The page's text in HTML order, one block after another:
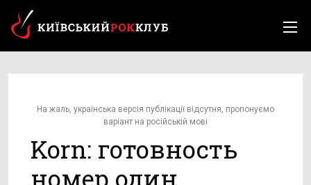
На жаль, українська версія публікації відсутня, пропонуємо
варіант на російській мові
Korn: готовность
номер один